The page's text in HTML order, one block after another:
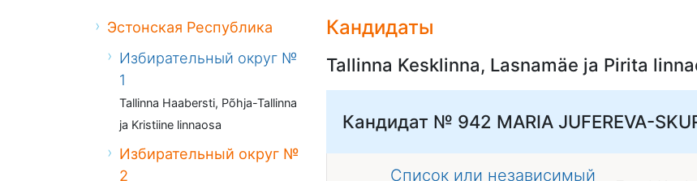
Эстонская Республика
Избирательный округ №
1
Tallinna Haabersti, Põhja-Tallinna
ja Kristiine linnaosa
Избирательный округ №
2
Кандидаты
Tallinna Kesklinna, Lasnamäe ja Pirita
Кандидат № 942 MARIA JUFEREVA-
Список или независимый